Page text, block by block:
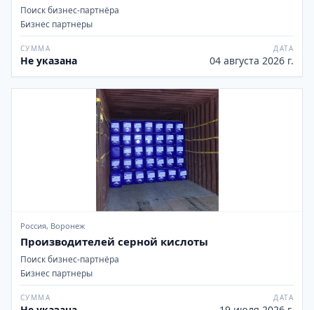
Поиск бизнес-партнёра
Бизнес партнеры
СУММА
Не указана
ДАТА
04 августа 2026 г.
Россия, Воронеж
Производителей серной кислоты
Поиск бизнес-партнёра
Бизнес партнеры
СУММА ДАТА